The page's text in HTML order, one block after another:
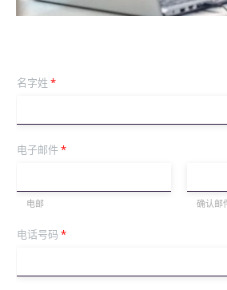
名字姓 *
电子邮件*
电邮 确认邮
电话号码 *